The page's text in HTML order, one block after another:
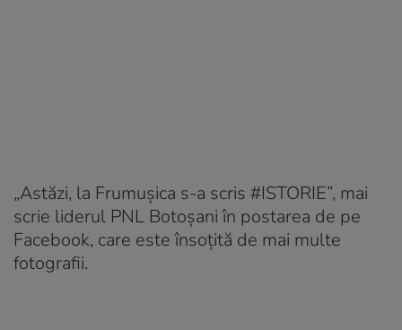
„Astăzi, la Frumușica s-a scris #ISTORIE”, mai
scrie liderul PNL Botoșani în postarea de pe
Facebook, care este însoțită de mai multe
fotografii.